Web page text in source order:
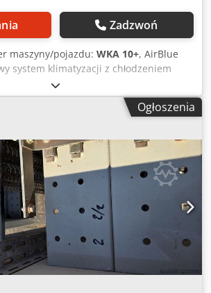
Zadzwoń
maszyny/pojazdu: WKA 10+, AirBlue
system klimatyzacji z chłodzeniem
przeznaczony do chłodzenia i
cech należą: niewielka głębokość
2- lub 4-rurowy, wentylatory AC lub
sztucznego, przeznaczony do sal
3 sztuki nowych urządzeń. Były to
przechowywane w magazynie działu
U Tefx Abtsk Ze względu na brak
w cenie: tylko 250 euro za sztukę.
poniżej!
Ogłoszenia